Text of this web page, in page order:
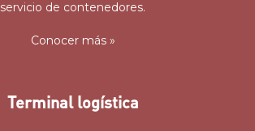
servicio de contenedores.
Conocer más »
Terminal logística